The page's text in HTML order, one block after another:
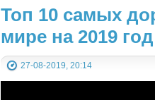
Топ 10 самых
мире на 2019 год
27-08-2019, 20:14